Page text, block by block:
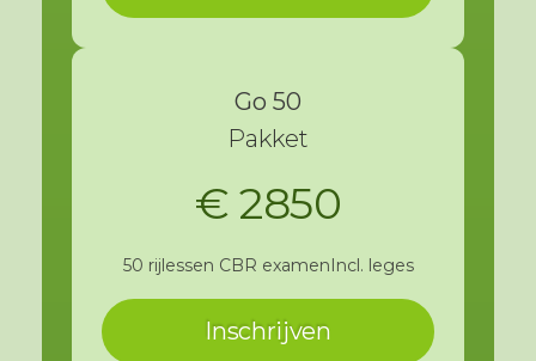
Go 50
Pakket
€ 2850
50 rijlessen CBR examenIncl. leges
Inschrijven